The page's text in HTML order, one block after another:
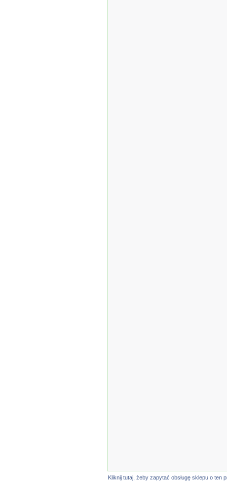
Kliknij tutaj, żeby zapytać obsługę sklepu o